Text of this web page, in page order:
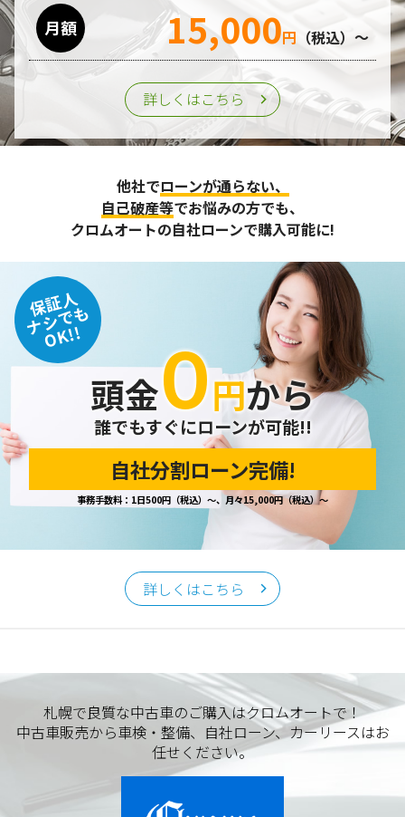
月額 15,000円 （税込）～
詳しくはこちら
他社でローンが通らない、
自己破産等でお悩みの方でも、
クロムオートの自社ローンで購入可能に!
保証人
ナシでも
OK!!
頭金０円から
誰でもすぐにローンが可能!!
自社分割ローン完備!
事務手数料：1日500円（税込）～、月々15,000円（税込）～
詳しくはこちら
札幌で良質な中古車のご購入はクロムオートで！
中古車販売から車検・整備、自社ローン、カーリースはお
任せください。